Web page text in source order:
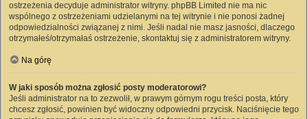
ostrzeżenia decyduje administrator witryny. phpBB Limited nie ma nic
wspólnego z ostrzeżeniami udzielanymi na tej witrynie i nie ponosi żadnej
odpowiedzialności związanej z nimi. Jeśli nadal nie masz jasności, dlaczego
otrzymałeś/otrzymałaś ostrzeżenie, skontaktuj się z administratorem witryny.
Na górę
W jaki sposób można zgłosić posty moderatorowi?
Jeśli administrator na to zezwolił, w prawym górnym rogu treści posta, który
chcesz zgłosić, powinien być widoczny odpowiedni przycisk. Naciśnięcie tego